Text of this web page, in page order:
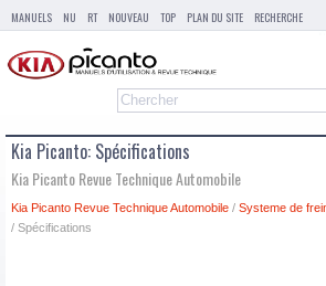
MANUELS NU RT NOUVEAU TOP PLAN DU SITE RECHERCHE
Kia Picanto: Spécifications
Kia Picanto Revue Technique Automobile
Kia Picanto Revue Technique Automobile / Systeme de
/ Spécifications